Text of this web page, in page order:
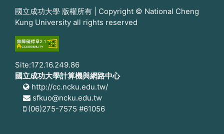
國立成功大學 版權所有 | Copyright © National Cheng
Kung University all rights reserved
Site:172.16.249.86
國立成功大學計算機與網路中心
http://cc.ncku.edu.tw/
sfkuo@ncku.edu.tw
(06)275-7575 #61056